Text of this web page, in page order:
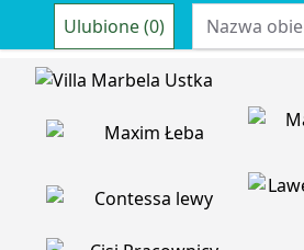
Ulubione (0)